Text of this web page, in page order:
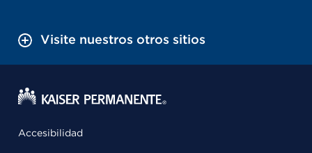
Visite nuestros otros sitios
Accesibilidad